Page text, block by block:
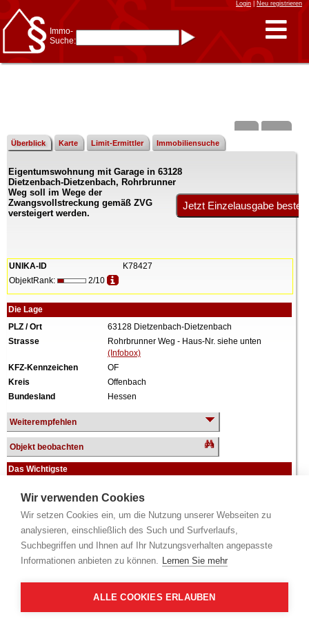
Wir verwenden Cookies
Wir setzen Cookies ein, um die Nutzung unserer Webseiten zu
analysieren, einschließlich des Such und Surfverlaufs,
Suchbegriffen und Ihnen auf Ihr Nutzungsverhalten angepasste
Informationen anbieten zu können. Lernen Sie mehr
ALLE COOKIES ERLAUBEN
Login| Neu registrieren
Immo-
Suche:
z.B.:15 Frankfurtfür
Frankfurt/Oder
und6 Frankfurtfür Frankfurt
Immobiliensuche
nach Kreis
nach Amtsgericht
Überblick Karte Limit-Ermittler Immobiliensuche
Eigentumswohnung mit Garage in 63128
Dietzenbach-Dietzenbach, Rohrbrunner
Weg soll im Wege der
Zwangsvollstreckung gemäß ZVG
versteigert werden.
UNIKA-ID
K78427
ObjektRank:
2/10
Die Lage
PLZ / Ort
63128 Dietzenbach-Dietzenbach
Strasse
Rohrbrunner Weg - Haus-Nr. siehe unten
(Infobox)
KFZ-Kennzeichen
OF
Kreis
Offenbach
Bundesland
Hessen
Weiterempfehlen
Objekt beobachten
Das Wichtigste
Verkehrswert
84.600 €
Wiederholungstermin
Nein
Termin
siehe unten(Infobox)
Baujahr
ca. 1972
Grundstück
55.430 m²
Anteil: 113/100.000 = 0,11%, Aufteilungsplan Nr.
422, 6. Obergeschoss, Küche, Diele, Bad,